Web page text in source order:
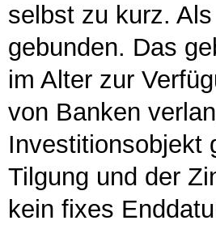
selbst zu kurz.
gebunden. Das
im Alter zur
von Banken
Investitionsobjekt
Tilgung und der
kein fixes